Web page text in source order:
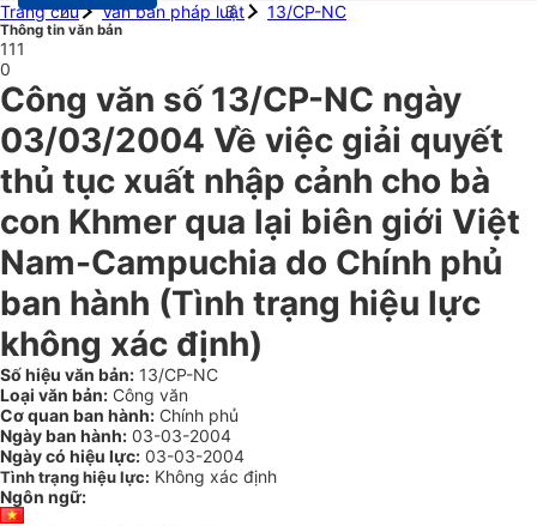
Trang chủ
Văn bản pháp luật 13/CP-NC
Thông tin văn bản
111
0
Công văn số 13/CP-NC ngày
03/03/2004 Về việc giải quyết
thủ tục xuất nhập cảnh cho bà
con Khmer qua lại biên giới Việt
Nam-Campuchia do Chính phủ
ban hành (Tình trạng hiệu lực
không xác định)
Số hiệu văn bản: 13/CP-NC
Loại văn bản: Công văn
Cơ quan ban hành: Chính phủ
Ngày ban hành: 03-03-2004
Ngày có hiệu lực: 03-03-2004
Tình trạng hiệu lực: Không xác định
Ngôn ngữ: